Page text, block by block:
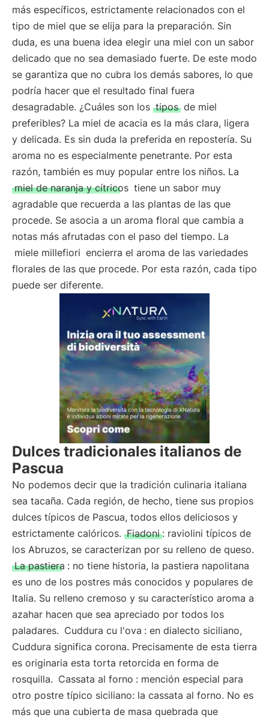
más específicos, estrictamente relacionados con el
tipo de miel que se elija para la preparación. Sin
duda, es una buena idea elegir una miel con un sabor
delicado que no sea demasiado fuerte. De este modo
se garantiza que no cubra los demás sabores, lo que
podría hacer que el resultado final fuera
desagradable. ¿Cuáles son los tipos de miel
preferibles? La miel de acacia es la más clara, ligera
y delicada. Es sin duda la preferida en repostería. Su
aroma no es especialmente penetrante. Por esta
razón, también es muy popular entre los niños. La
miel de naranja y cítricos tiene un sabor muy
agradable que recuerda a las plantas de las que
procede. Se asocia a un aroma floral que cambia a
notas más afrutadas con el paso del tiempo. La
miele millefiori encierra el aroma de las variedades
florales de las que procede. Por esta razón, cada tipo
puede ser diferente.
Dulces tradicionales italianos de
Pascua
No podemos decir que la tradición culinaria italiana
sea tacaña. Cada región, de hecho, tiene sus propios
dulces típicos de Pascua, todos ellos deliciosos y
estrictamente calóricos. Fiadoni : raviolini típicos de
los Abruzos, se caracterizan por su relleno de queso.
La pastiera : no tiene historia, la pastiera napolitana
es uno de los postres más conocidos y populares de
Italia. Su relleno cremoso y su característico aroma a
azahar hacen que sea apreciado por todos los
paladares. Cuddura cu l'ova : en dialecto siciliano,
Cuddura significa corona. Precisamente de esta tierra
es originaria esta torta retorcida en forma de
rosquilla. Cassata al forno : mención especial para
otro postre típico siciliano: la cassata al forno. No es
más que una cubierta de masa quebrada que